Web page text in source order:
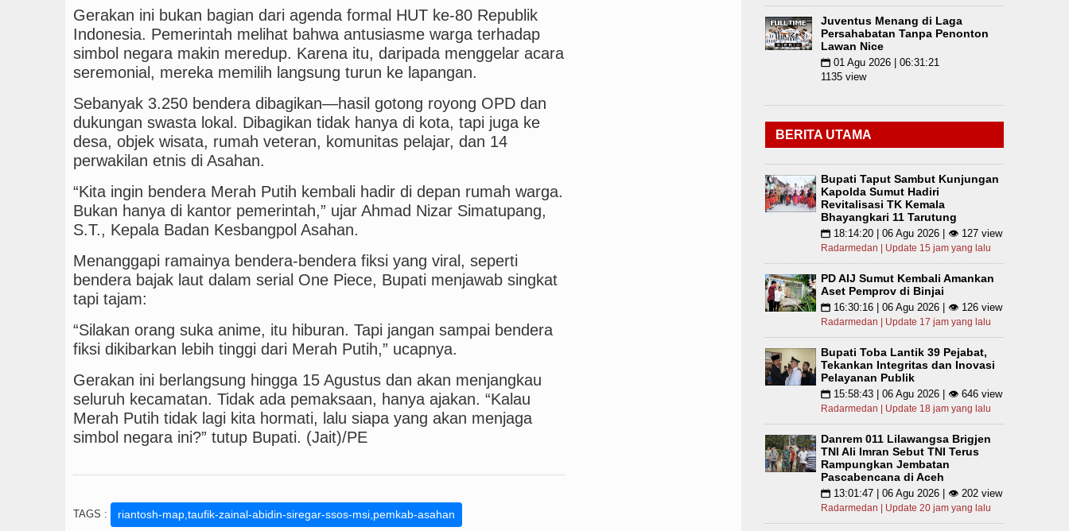
Gerakan ini bukan bagian dari agenda formal HUT ke-80 Republik
Indonesia. Pemerintah melihat bahwa antusiasme warga terhadap
simbol negara makin meredup. Karena itu, daripada menggelar acara
seremonial, mereka memilih langsung turun ke lapangan.
Sebanyak 3.250 bendera dibagikan—hasil gotong royong OPD dan
dukungan swasta lokal. Dibagikan tidak hanya di kota, tapi juga ke
desa, objek wisata, rumah veteran, komunitas pelajar, dan 14
perwakilan etnis di Asahan.
“Kita ingin bendera Merah Putih kembali hadir di depan rumah warga.
Bukan hanya di kantor pemerintah,” ujar Ahmad Nizar Simatupang,
S.T., Kepala Badan Kesbangpol Asahan.
Menanggapi ramainya bendera-bendera fiksi yang viral, seperti
bendera bajak laut dalam serial One Piece, Bupati menjawab singkat
tapi tajam:
“Silakan orang suka anime, itu hiburan. Tapi jangan sampai bendera
fiksi dikibarkan lebih tinggi dari Merah Putih,” ucapnya.
Gerakan ini berlangsung hingga 15 Agustus dan akan menjangkau
seluruh kecamatan. Tidak ada pemaksaan, hanya ajakan. “Kalau
Merah Putih tidak lagi kita hormati, lalu siapa yang akan menjaga
simbol negara ini?” tutup Bupati. (Jait)/PE
TAGS : riantosh-map,taufik-zainal-abidin-siregar-ssos-msi,pemkab-asahan
Juventus Menang di Laga
Persahabatan Tanpa Penonton
Lawan Nice
📅 01 Agu 2026 | 06:31:21
1135 view
BERITA UTAMA
Bupati Taput Sambut Kunjungan
Kapolda Sumut Hadiri
Revitalisasi TK Kemala
Bhayangkari 11 Tarutung
📅 18:14:20 | 06 Agu 2026 | 👁 127 view
Radarmedan | Update 15 jam yang lalu
PD AIJ Sumut Kembali Amankan
Aset Pemprov di Binjai
📅 16:30:16 | 06 Agu 2026 | 👁 126 view
Radarmedan | Update 17 jam yang lalu
Bupati Toba Lantik 39 Pejabat,
Tekankan Integritas dan Inovasi
Pelayanan Publik
📅 15:58:43 | 06 Agu 2026 | 👁 646 view
Radarmedan | Update 18 jam yang lalu
Danrem 011 Lilawangsa Brigjen
TNI Ali Imran Sebut TNI Terus
Rampungkan Jembatan
Pascabencana di Aceh
📅 13:01:47 | 06 Agu 2026 | 👁 202 view
Radarmedan | Update 20 jam yang lalu